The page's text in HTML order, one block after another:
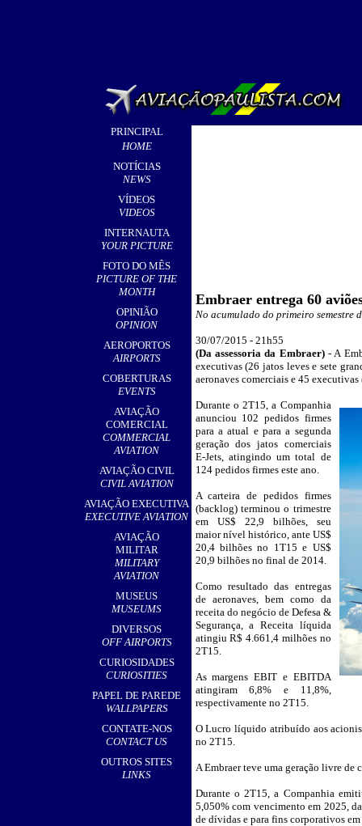
PRINCIPAL
HOME
NOTÍCIAS
NEWS
VÍDEOS
VIDEOS
INTERNAUTA
YOUR PICTURE
FOTO DO MÊS
PICTURE OF THE
MONTH
OPINIÃO
OPINION
AEROPORTOS
AIRPORTS
,
COBERTURAS
EVENTS
AVIAÇÃO
COMERCIAL
COMMERCIAL
AVIATION
AVIAÇÃO CIVIL
CIVIL AVIATION
AVIAÇÃO EXECUTIVA
EXECUTIVE AVIATION
AVIAÇÃO
MILITAR
MILITARY
AVIATION
MUSEUS
MUSEUMS
DIVERSOS
OFF AIRPORTS
CURIOSIDADES
CURIOSITIES
PAPEL DE PAREDE
WALLPAPERS
CONTATE-NOS
CONTACT US
OUTROS SITES
LINKS
Embraer entrega 60
No acumulado do primeiro semestre
30/07/2015 - 21h55
(Da assessoria da Embraer) - A
executivas (26 jatos leves e sete
aeronaves comerciais e 45
Durante o 2T15, a Companhia
anunciou 102 pedidos firmes
para a atual e para a segunda
geração dos jatos comerciais
E-Jets, atingindo um total de
124 pedidos firmes este ano.
A carteira de pedidos firmes
(backlog) terminou o trimestre
em US$ 22,9 bilhões, seu
maior nível histórico, ante US$
20,4 bilhões no 1T15 e US$
20,9 bilhões no final de 2014.
Como resultado das entregas
de aeronaves, bem como da
receita do negócio de Defesa &
Segurança, a Receita líquida
atingiu R$ 4.661,4 milhões no
2T15.
As margens EBIT e EBITDA
atingiram 6,8% e 11,8%,
respectivamente no 2T15.
O Lucro líquido atribuído aos
no 2T15.
A Embraer teve uma geração livre
Durante o 2T15, a Companhia
5,050% com vencimento em 2025,
de dívidas e para fins corporativos em